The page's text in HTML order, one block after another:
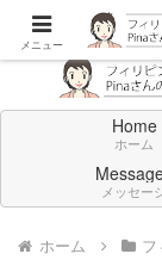
Home
ホーム
メッセー
ホーム フ
メニュー